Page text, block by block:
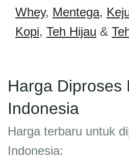
Whey, Mentega,
Kopi, Teh Hijau &
Harga Diproses
Indonesia
Harga terbaru untuk
Indonesia: